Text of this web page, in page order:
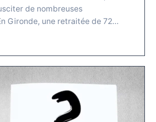
de nombreuses
Gironde, une retraitée de 72…